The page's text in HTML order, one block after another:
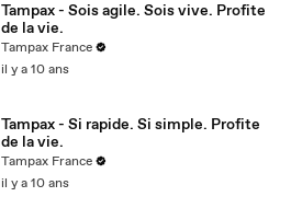
Tampax - Sois agile. Sois vive. Profite
de la vie.
Tampax France
il y a 10 ans
Tampax - Si rapide. Si simple. Profite
de la vie.
Tampax France
il y a 10 ans